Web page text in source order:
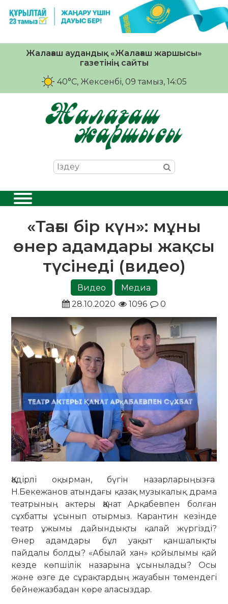
Жалағаш аудандық «Жалағаш жаршысы»
газетінің сайты
40°C, Жексенбі, 09 тамыз, 14:05
«Тағы бір күн»: мұны
өнер адамдары жақсы
түсінеді (видео)
Видео
Медиа
28.10.2020
1096 0
Қадірлі оқырман, бүгін назарларыңызға
Н.Бекежанов атындағы қазақ музыкалық драма
театрының актеры Қанат Арқабевпен болған
сұхбатты ұсынып отырмыз. Карантин кезінде
театр ұжымы дайындықты қалай жүргізді?
Өнер адамдары бұл уақыт қаншалықты
пайдалы болды? «Абылай хан» қойылымы қай
кезде көпшілік назарына ұсынылады? Осы
және өзге де сұрақтардың жауабын төмендегі
бейнежазбадан көре аласыздар.